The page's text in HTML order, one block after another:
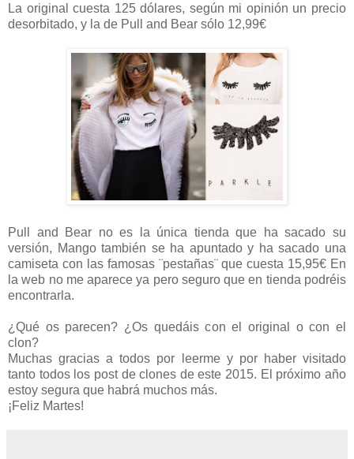
La original cuesta 125 dólares, según mi opinión un precio
desorbitado, y la de Pull and Bear sólo 12,99€
Pull and Bear no es la única tienda que ha sacado su
versión, Mango también se ha apuntado y ha sacado una
camiseta con las famosas ¨pestañas¨ que cuesta 15,95€ En
la web no me aparece ya pero seguro que en tienda podréis
encontrarla.
¿Qué os parecen? ¿Os quedáis con el original o con el
clon?
Muchas gracias a todos por leerme y por haber visitado
tanto todos los post de clones de este 2015. El próximo año
estoy segura que habrá muchos más.
¡Feliz Martes!